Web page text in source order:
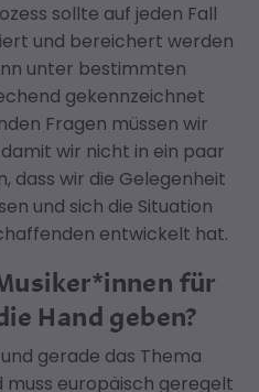
sollte auf jeden Fall
und bereichert werden
unter bestimmten
gekennzeichnet
Fragen müssen wir
wir nicht in ein paar
dass wir die Gelegenheit
und sich die Situation
entwickelt hat.
für
Hand geben?
gerade das Thema
muss europäisch geregelt